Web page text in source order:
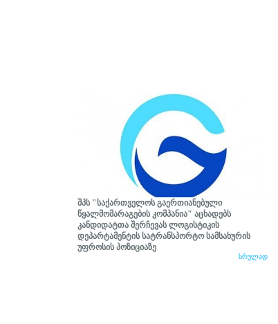
შპს "საქართველოს გაერთიანებული
წყალმომარაგების კომპანია" აცხადებს
კანდიდატთა შერჩევას ლოგისტიკის
დეპარტამენტის სატრანსპორტო სამსახურის
უფროსის პოზიციაზე
სრულად